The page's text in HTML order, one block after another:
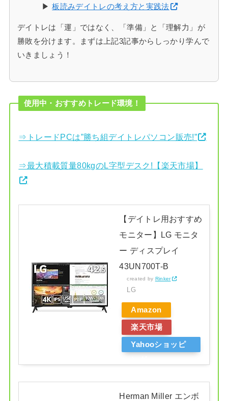
▶板読みデイトレの考え方と実践法
デイトレは「運」ではなく、「準備」と「理解力」が
勝敗を分けます。まずは上記3記事からしっかり学んで
いきましょう！
使用中・おすすめトレード環境！
⇒トレードPCは”勝ち組デイトレパソコン販売!”
⇒最大積載質量80kgのL字型デスク!【楽天市場】
【デイトレ用おすすめ
モニター】LG モニタ
ー ディスプレイ
43UN700T-B
created by Rinker
LG
Amazon
楽天市場
Yahooショッピ
Herman Miller エンボ